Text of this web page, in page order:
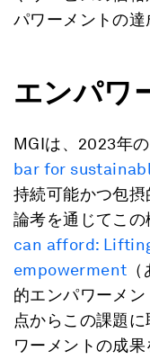
パワーメントの達
エンパワ
MGIは、2023年の
bar for
持続可能かつ包
論考を通じてこの
can afford:
empowerment
的エンパワーメ
点からこの課題に
ワーメントの成